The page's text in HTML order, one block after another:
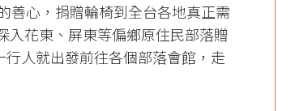
心，捐贈輪椅到全台各地真正需
花東、屏東等偏鄉原住民部落贈
人就出發前往各個部落會館，走